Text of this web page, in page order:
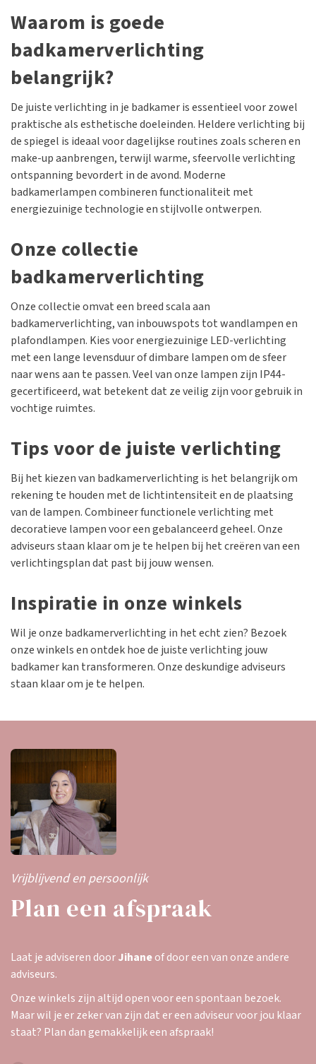
Waarom is goede
badkamerverlichting
belangrijk?
De juiste verlichting in je badkamer is essentieel voor zowel
praktische als esthetische doeleinden. Heldere verlichting bij
de spiegel is ideaal voor dagelijkse routines zoals scheren en
make-up aanbrengen, terwijl warme, sfeervolle verlichting
ontspanning bevordert in de avond. Moderne
badkamerlampen combineren functionaliteit met
energiezuinige technologie en stijlvolle ontwerpen.
Onze collectie
badkamerverlichting
Onze collectie omvat een breed scala aan
badkamerverlichting, van inbouwspots tot wandlampen en
plafondlampen. Kies voor energiezuinige LED-verlichting
met een lange levensduur of dimbare lampen om de sfeer
naar wens aan te passen. Veel van onze lampen zijn IP44-
gecertificeerd, wat betekent dat ze veilig zijn voor gebruik in
vochtige ruimtes.
Tips voor de juiste verlichting
Bij het kiezen van badkamerverlichting is het belangrijk om
rekening te houden met de lichtintensiteit en de plaatsing
van de lampen. Combineer functionele verlichting met
decoratieve lampen voor een gebalanceerd geheel. Onze
adviseurs staan klaar om je te helpen bij het creëren van een
verlichtingsplan dat past bij jouw wensen.
Inspiratie in onze winkels
Wil je onze badkamerverlichting in het echt zien? Bezoek
onze winkels en ontdek hoe de juiste verlichting jouw
badkamer kan transformeren. Onze deskundige adviseurs
staan klaar om je te helpen.
Vrijblijvend en persoonlijk
Plan een afspraak
Laat je adviseren doorJihaneof door een van onze andere
adviseurs.
Onze winkels zijn altijd open voor een spontaan bezoek.
Maar wil je er zeker van zijn dat er een adviseur voor jou klaar
staat? Plan dan gemakkelijk een afspraak!